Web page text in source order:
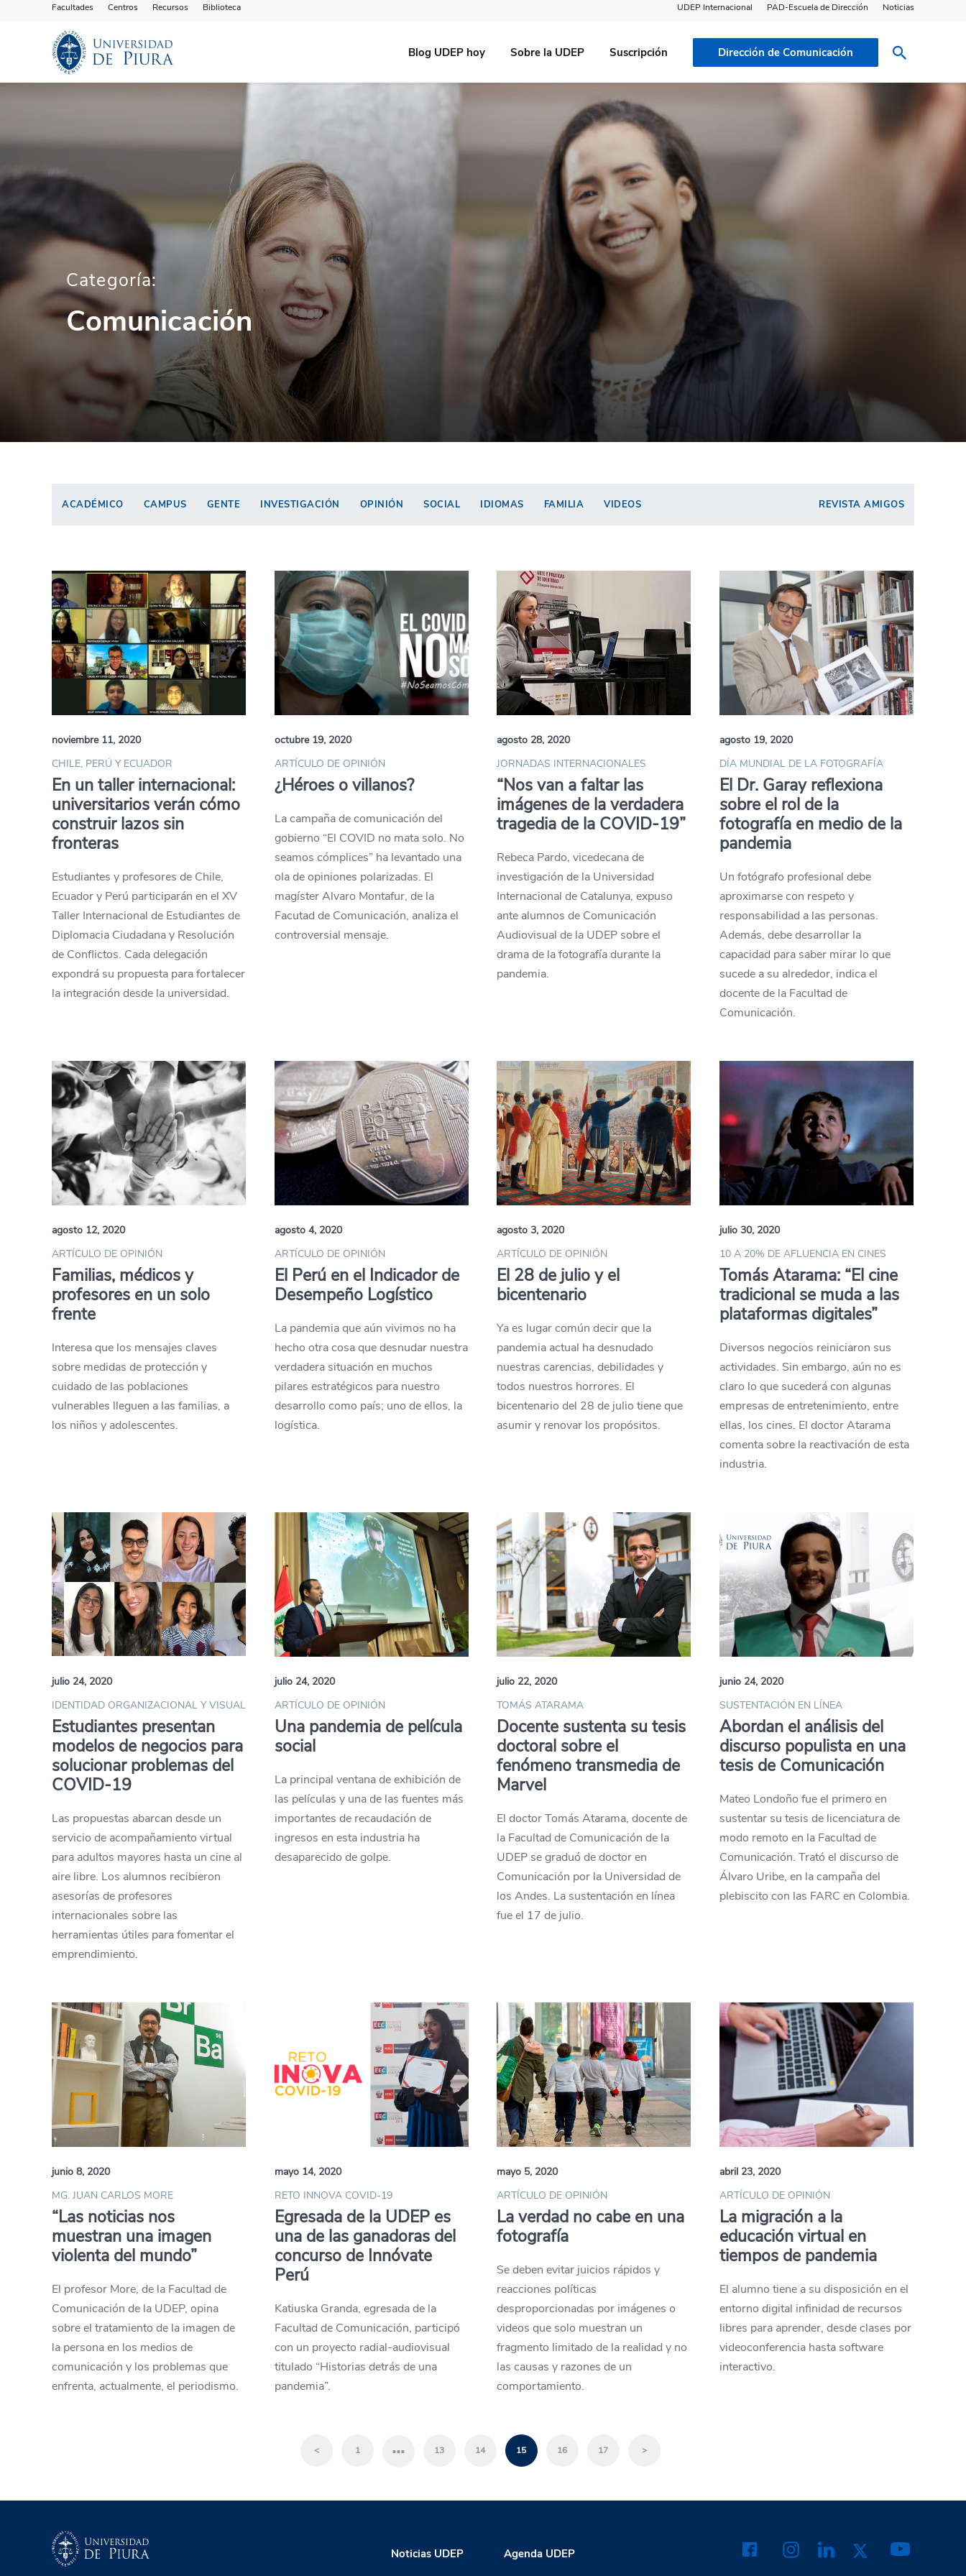
Facultades Centros Recursos Biblioteca UDEP Internacional PAD-Escuela de Dirección Noticias
Blog UDEP hoy Sobre la UDEP Suscripción Dirección de Comunicación
Categoría:
Comunicación
ACADÉMICO CAMPUS GENTE INVESTIGACIÓN OPINIÓN SOCIAL IDIOMAS FAMILIA VIDEOS REVISTA AMIGOS
noviembre 11, 2020
CHILE, PERÚ Y ECUADOR
En un taller internacional:
universitarios verán cómo
construir lazos sin
fronteras
Estudiantes y profesores de Chile,
Ecuador y Perú participarán en el XV
Taller Internacional de Estudiantes de
Diplomacia Ciudadana y Resolución
de Conflictos. Cada delegación
expondrá su propuesta para fortalecer
la integración desde la universidad.
octubre 19, 2020
ARTÍCULO DE OPINIÓN
¿Héroes o villanos?
La campaña de comunicación del
gobierno “El COVID no mata solo. No
seamos cómplices” ha levantado una
ola de opiniones polarizadas. El
magíster Alvaro Montafur, de la
Facutad de Comunicación, analiza el
controversial mensaje.
agosto 28, 2020
JORNADAS INTERNACIONALES
“Nos van a faltar las
imágenes de la verdadera
tragedia de la COVID-19”
Rebeca Pardo, vicedecana de
investigación de la Universidad
Internacional de Catalunya, expuso
ante alumnos de Comunicación
Audiovisual de la UDEP sobre el
drama de la fotografía durante la
pandemia.
agosto 19, 2020
DÍA MUNDIAL DE LA FOTOGRAFÍA
El Dr. Garay reflexiona
sobre el rol de la
fotografía en medio de la
pandemia
Un fotógrafo profesional debe
aproximarse con respeto y
responsabilidad a las personas.
Además, debe desarrollar la
capacidad para saber mirar lo que
sucede a su alrededor, indica el
docente de la Facultad de
Comunicación.
agosto 12, 2020
ARTÍCULO DE OPINIÓN
Familias, médicos y
profesores en un solo
frente
Interesa que los mensajes claves
sobre medidas de protección y
cuidado de las poblaciones
vulnerables lleguen a las familias, a
los niños y adolescentes.
agosto 4, 2020
ARTÍCULO DE OPINIÓN
El Perú en el Indicador de
Desempeño Logístico
La pandemia que aún vivimos no ha
hecho otra cosa que desnudar nuestra
verdadera situación en muchos
pilares estratégicos para nuestro
desarrollo como país; uno de ellos, la
logística.
agosto 3, 2020
ARTÍCULO DE OPINIÓN
El 28 de julio y el
bicentenario
Ya es lugar común decir que la
pandemia actual ha desnudado
nuestras carencias, debilidades y
todos nuestros horrores. El
bicentenario del 28 de julio tiene que
asumir y renovar los propósitos.
julio 30, 2020
10 A 20% DE AFLUENCIA EN CINES
Tomás Atarama: “El cine
tradicional se muda a las
plataformas digitales”
Diversos negocios reiniciaron sus
actividades. Sin embargo, aún no es
claro lo que sucederá con algunas
empresas de entretenimiento, entre
ellas, los cines. El doctor Atarama
comenta sobre la reactivación de esta
industria.
julio 24, 2020
IDENTIDAD ORGANIZACIONAL Y VISUAL
Estudiantes presentan
modelos de negocios para
solucionar problemas del
COVID-19
Las propuestas abarcan desde un
servicio de acompañamiento virtual
para adultos mayores hasta un cine al
aire libre. Los alumnos recibieron
asesorías de profesores
internacionales sobre las
herramientas útiles para fomentar el
emprendimiento.
julio 24, 2020
ARTÍCULO DE OPINIÓN
Una pandemia de película
social
La principal ventana de exhibición de
las películas y una de las fuentes más
importantes de recaudación de
ingresos en esta industria ha
desaparecido de golpe.
julio 22, 2020
TOMÁS ATARAMA
Docente sustenta su tesis
doctoral sobre el
fenómeno transmedia de
Marvel
El doctor Tomás Atarama, docente de
la Facultad de Comunicación de la
UDEP se graduó de doctor en
Comunicación por la Universidad de
los Andes. La sustentación en línea
fue el 17 de julio.
junio 24, 2020
SUSTENTACIÓN EN LÍNEA
Abordan el análisis del
discurso populista en una
tesis de Comunicación
Mateo Londoño fue el primero en
sustentar su tesis de licenciatura de
modo remoto en la Facultad de
Comunicación. Trató el discurso de
Álvaro Uribe, en la campaña del
plebiscito con las FARC en Colombia.
junio 8, 2020
MG. JUAN CARLOS MORE
“Las noticias nos
muestran una imagen
violenta del mundo”
El profesor More, de la Facultad de
Comunicación de la UDEP, opina
sobre el tratamiento de la imagen de
la persona en los medios de
comunicación y los problemas que
enfrenta, actualmente, el periodismo.
mayo 14, 2020
RETO INNOVA COVID-19
Egresada de la UDEP es
una de las ganadoras del
concurso de Innóvate
Perú
Katiuska Granda, egresada de la
Facultad de Comunicación, participó
con un proyecto radial-audiovisual
titulado “Historias detrás de una
pandemia”.
mayo 5, 2020
ARTÍCULO DE OPINIÓN
La verdad no cabe en una
fotografía
Se deben evitar juicios rápidos y
reacciones políticas
desproporcionadas por imágenes o
videos que solo muestran un
fragmento limitado de la realidad y no
las causas y razones de un
comportamiento.
abril 23, 2020
ARTÍCULO DE OPINIÓN
La migración a la
educación virtual en
tiempos de pandemia
El alumno tiene a su disposición en el
entorno digital infinidad de recursos
libres para aprender, desde clases por
videoconferencia hasta software
interactivo.
< 1 … 13 14 15 16 17 >
Noticias UDEP Agenda UDEP